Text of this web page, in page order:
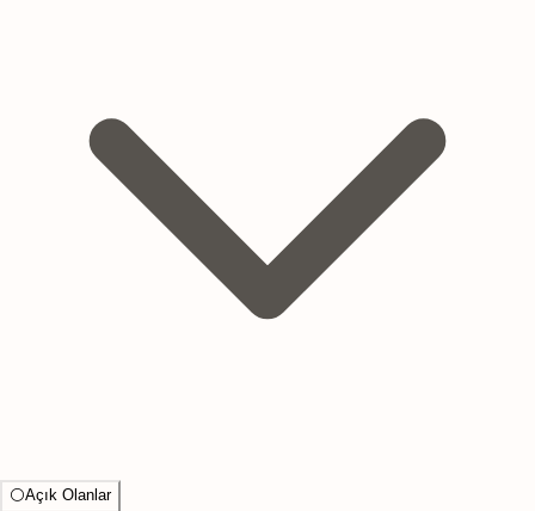
⚪Açık Olanlar